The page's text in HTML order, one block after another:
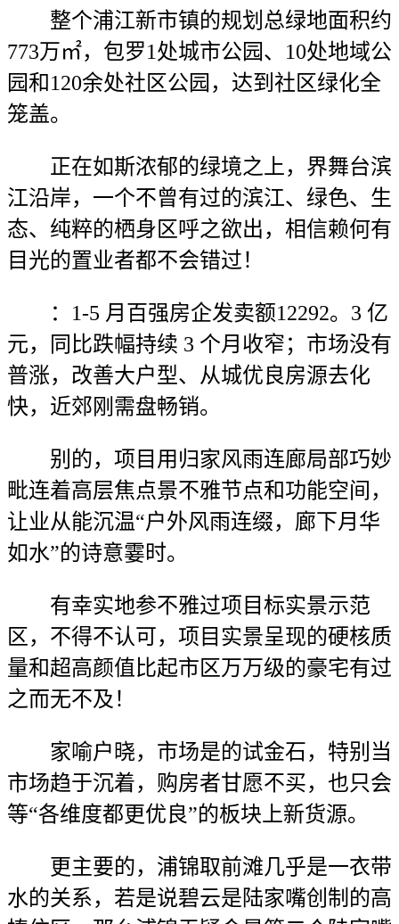
整个浦江新市镇的规划总绿地面积约
773万㎡，包罗1处城市公园、10处地域公
园和120余处社区公园，达到社区绿化全
笼盖。
正在如斯浓郁的绿境之上，界舞台滨
江沿岸，一个不曾有过的滨江、绿色、生
态、纯粹的栖身区呼之欲出，相信赖何有
目光的置业者都不会错过！
：1-5 月百强房企发卖额12292。3 亿
元，同比跌幅持续 3 个月收窄；市场没有
普涨，改善大户型、从城优良房源去化
快，近郊刚需盘畅销。
别的，项目用归家风雨连廊局部巧妙
毗连着高层焦点景不雅节点和功能空间，
让业从能沉温“户外风雨连缀，廊下月华
如水”的诗意霎时。
有幸实地参不雅过项目标实景示范
区，不得不认可，项目实景呈现的硬核质
量和超高颜值比起市区万万级的豪宅有过
之而无不及！
家喻户晓，市场是的试金石，特别当
市场趋于沉着，购房者甘愿不买，也只会
等“各维度都更优良”的板块上新货源。
更主要的，浦锦取前滩几乎是一衣带
水的关系，若是说碧云是陆家嘴创制的高